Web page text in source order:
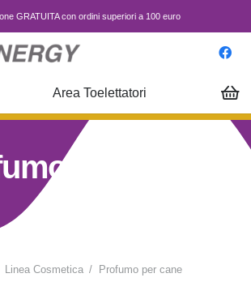
GRATUITA con ordini superiori a 100 euro
Area Toelettatori
per cane
Linea Cosmetica / Profumo per cane